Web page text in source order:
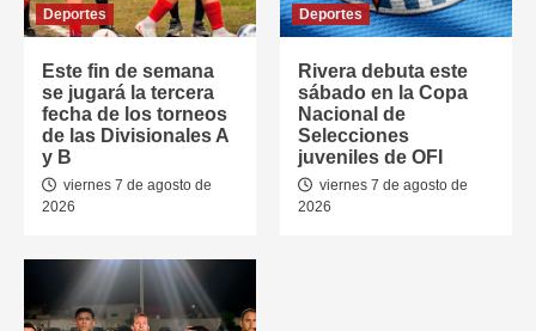
Deportes
Este fin de semana
se jugará la tercera
fecha de los torneos
de las Divisionales A
y B
viernes 7 de agosto de
2026
Deportes
Rivera debuta este
sábado en la Copa
Nacional de
Selecciones
juveniles de OFI
viernes 7 de agosto de
2026